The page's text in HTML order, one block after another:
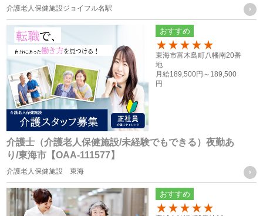
・人事労務管理に関わる諸手続き（年金、労働保険等）を行
う際に、当社グループ各社の人事担当者がその目的の限りに
おいて使用するため
・ご家族等の氏名、住所、電話番号は、法令に基づく各種手
続きの他、本人に万一のことがあった際の緊急連絡先として
の使用の為
・当社グループ各社間における人員配置を検討する際の資料
とするため
応募者の方の個人情報
・採用活動における各種の告知や連絡（電話、メール、郵
送、ファックス送信等）のため
・採用応募者への当社グループ各社の事業やその職務等に関
介護老人保健施設ジョイフル名駅
介護士（介護老人保健施設/未経験でもできる）夜勤あ
り/東海市【OAA-111577】
介護老人保健施設 東海
おすすめ
100
東海市富木島町八幡南20番
地
月給189,500円～ 189,500
円
おすすめ